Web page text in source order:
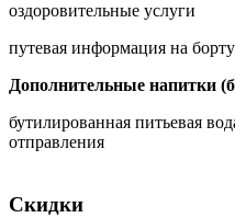
оздоровительные услуги
путевая информация на борту
Дополнительные напитки
бутилированная питьевая
отправления
Скидки